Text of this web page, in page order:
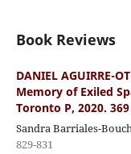
Book Reviews
DANIEL AGUIRRE-
Memory of Exiled
Toronto P, 2020.
Sandra Barriales-
829-831